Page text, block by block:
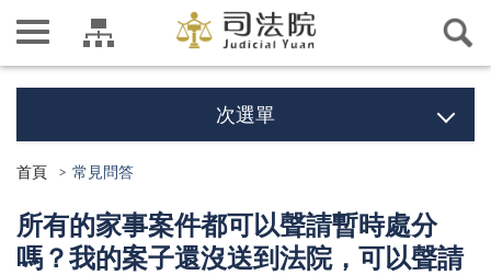
次選單
首頁 常見問答
所有的家事案件都可以聲請暫時處分
嗎？我的案子還沒送到法院，可以聲請